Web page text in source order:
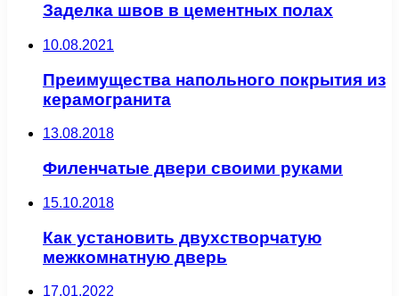
Заделка швов в цементных полах
10.08.2021
Преимущества напольного покрытия из
керамогранита
13.08.2018
Филенчатые двери своими руками
15.10.2018
Как установить двухстворчатую
межкомнатную дверь
17.01.2022